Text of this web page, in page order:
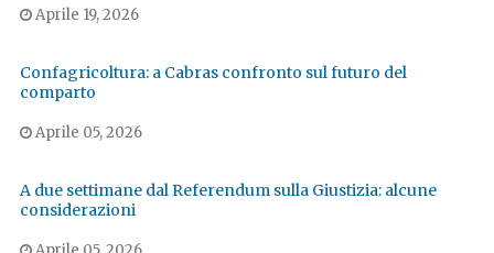
Aprile 19, 2026
Confagricoltura: a Cabras confronto sul futuro del
comparto
Aprile 05, 2026
A due settimane dal Referendum sulla Giustizia: alcune
considerazioni